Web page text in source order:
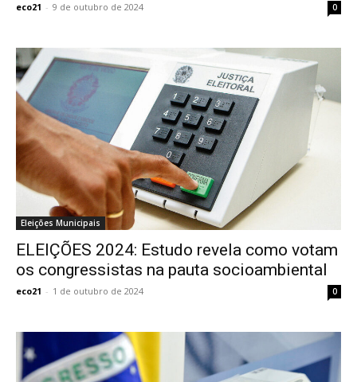
eco21 - 9 de outubro de 2024 0
Eleições Municipais
ELEIÇÕES 2024: Estudo revela como votam
os congressistas na pauta socioambiental
eco21 - 1 de outubro de 2024 0